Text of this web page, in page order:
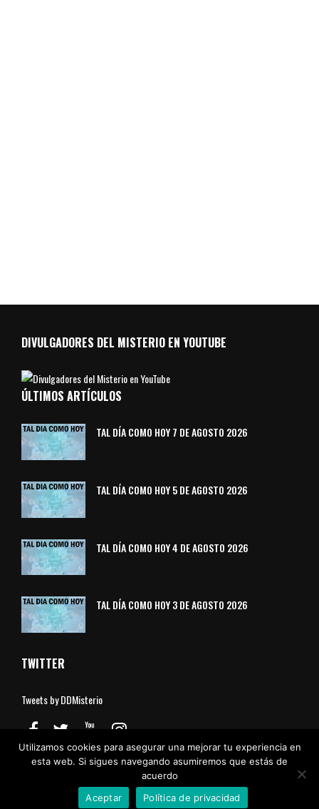
DIVULGADORES DEL MISTERIO EN YOUTUBE
ÚLTIMOS ARTÍCULOS
TAL DÍA COMO HOY 7 DE AGOSTO 2026
TAL DÍA COMO HOY 5 DE AGOSTO 2026
TAL DÍA COMO HOY 4 DE AGOSTO 2026
TAL DÍA COMO HOY 3 DE AGOSTO 2026
TWITTER
Tweets by DDMisterio
Política de Cookies Política de Privacidad
Contacto
© Divulgadores del Misterio
Utilizamos cookies para asegurar una mejorar tu experiencia en
esta web. Si sigues navegando asumiremos que estás de
acuerdo
Aceptar
Política de privacidad